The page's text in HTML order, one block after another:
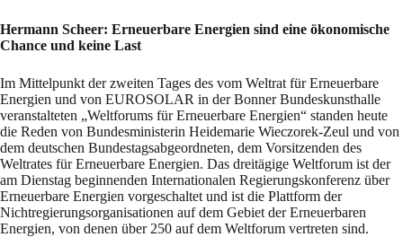
Hermann Scheer: Erneuerbare Energien sind eine ökonomische
Chance und keine Last
Im Mittelpunkt der zweiten Tages des vom Weltrat für Erneuerbare
Energien und von EUROSOLAR in der Bonner Bundeskunsthalle
veranstalteten „Weltforums für Erneuerbare Energien“ standen heute
die Reden von Bundesministerin Heidemarie Wieczorek-Zeul und von
dem deutschen Bundestagsabgeordneten, dem Vorsitzenden des
Weltrates für Erneuerbare Energien. Das dreitägige Weltforum ist der
am Dienstag beginnenden Internationalen Regierungskonferenz über
Erneuerbare Energien vorgeschaltet und ist die Plattform der
Nichtregierungsorganisationen auf dem Gebiet der Erneuerbaren
Energien, von denen über 250 auf dem Weltforum vertreten sind.